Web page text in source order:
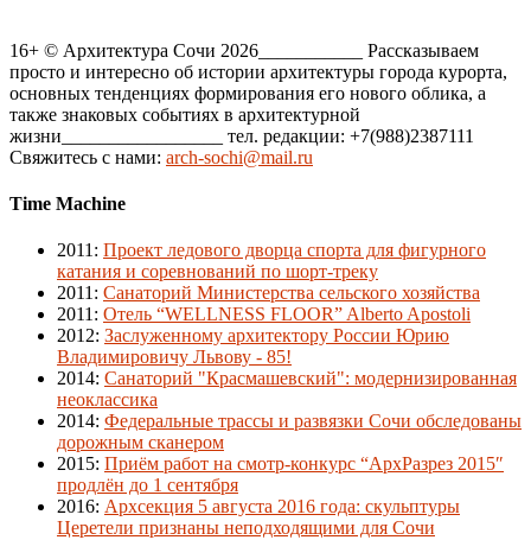
16+ © Архитектура Сочи 2026___________ Рассказываем
просто и интересно об истории архитектуры города курорта,
основных тенденциях формирования его нового облика, а
также знаковых событиях в архитектурной
жизни_________________ тел. редакции: +7(988)2387111
Свяжитесь с нами: arch-sochi@mail.ru
Time Machine
2011 : Проект ледового дворца спорта для фигурного
катания и соревнований по шорт-треку
2011 : Санаторий Министерства сельского хозяйства
2011 : Отель “WELLNESS FLOOR” Alberto Apostoli
2012: Заслуженному архитектору России Юрию
Владимировичу Львову - 85!
2014: Санаторий "Красмашевский": модернизированная
неоклассика
2014: Федеральные трассы и развязки Сочи обследованы
дорожным сканером
2015: Приём работ на смотр-конкурс “АрхРазрез 2015″
продлён до 1 сентября
2016: Архсекция 5 августа 2016 года: скульптуры
Церетели признаны неподходящими для Сочи